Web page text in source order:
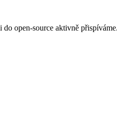
open-source aktivně